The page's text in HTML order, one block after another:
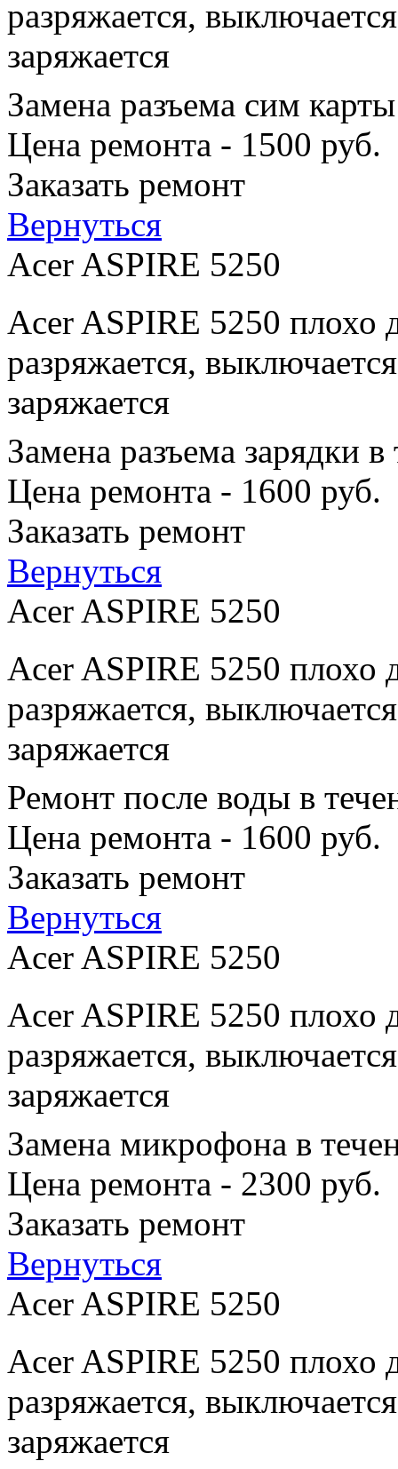
разряжается,
заряжается
Замена разъема сим
Цена ремонта - 1500 руб.
Заказать ремонт
Вернуться
Acer ASPIRE 5250
Acer ASPIRE 5250 плохо
разряжается,
заряжается
Замена разъема зарядки
Цена ремонта - 1600 руб.
Заказать ремонт
Вернуться
Acer ASPIRE 5250
Acer ASPIRE 5250 плохо
разряжается,
заряжается
Ремонт после воды в
Цена ремонта - 1600 руб.
Заказать ремонт
Вернуться
Acer ASPIRE 5250
Acer ASPIRE 5250 плохо
разряжается,
заряжается
Замена микрофона в
Цена ремонта - 2300 руб.
Заказать ремонт
Вернуться
Acer ASPIRE 5250
Acer ASPIRE 5250 плохо
разряжается,
заряжается